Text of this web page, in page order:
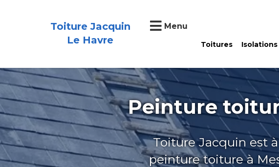
Toiture Jacquin
Le Havre
Menu
Toitures Isolations
Peinture
Toiture Jacquin est
peinture toiture à